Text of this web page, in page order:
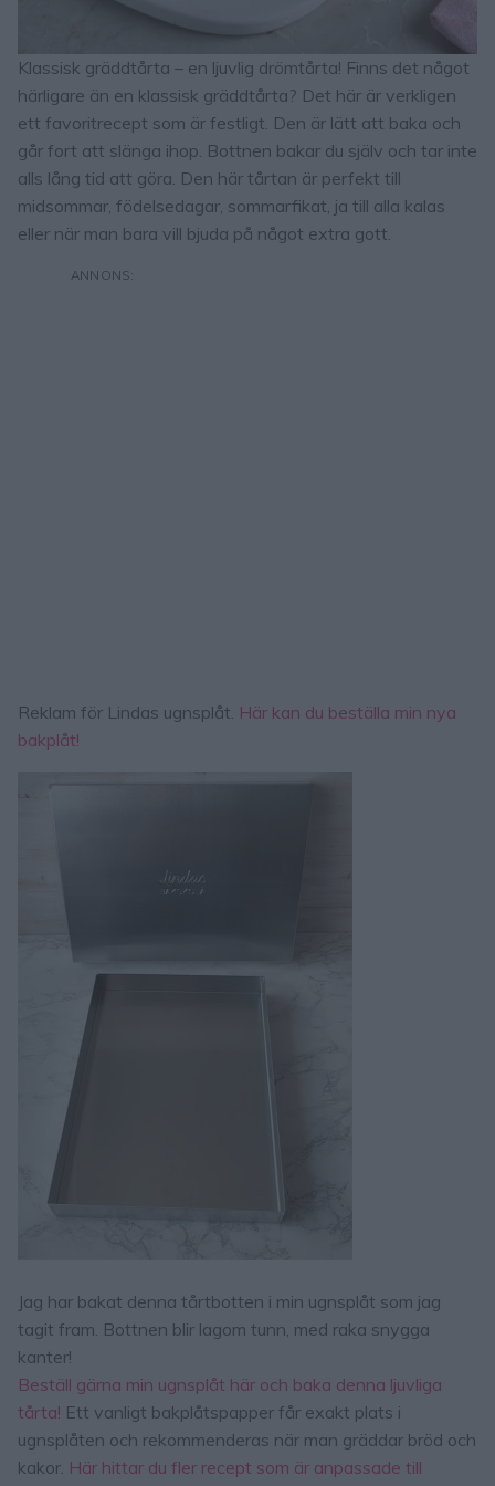
Klassisk gräddtårta – en ljuvlig drömtårta! Finns det något
härligare än en klassisk gräddtårta? Det här är verkligen
ett favoritrecept som är festligt. Den är lätt att baka och
går fort att slänga ihop. Bottnen bakar du själv och tar inte
alls lång tid att göra. Den här tårtan är perfekt till
midsommar, födelsedagar, sommarfikat, ja till alla kalas
eller när man bara vill bjuda på något extra gott.
Reklam för Lindas ugnsplåt. Här kan du beställa min nya
bakplåt!
Jag har bakat denna tårtbotten i min ugnsplåt som jag
tagit fram. Bottnen blir lagom tunn, med raka snygga
kanter!
Beställ gärna min ugnsplåt här och baka denna ljuvliga
tårta! Ett vanligt bakplåtspapper får exakt plats i
ugnsplåten och rekommenderas när man gräddar bröd och
kakor. Här hittar du fler recept som är anpassade till